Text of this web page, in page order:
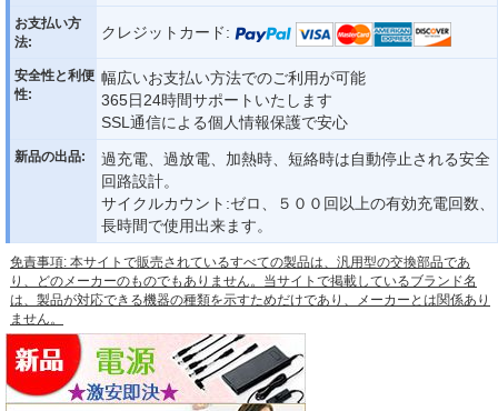
お支払い方
法:
クレジットカード:
安全性と利便
性:
幅広いお支払い方法でのご利用が可能
365日24時間サポートいたします
SSL通信による個人情報保護で安心
新品の出品:
過充電、過放電、加熱時、短絡時は自動停止される安全
回路設計。
サイクルカウント:ゼロ、５００回以上の有効充電回数、
長時間で使用出来ます。
免責事項: 本サイトで販売されているすべての製品は、汎用型の交換部品であ
り、どのメーカーのものでもありません。当サイトで掲載しているブランド名
は、製品が対応できる機器の種類を示すためだけであり、メーカーとは関係あり
ません。